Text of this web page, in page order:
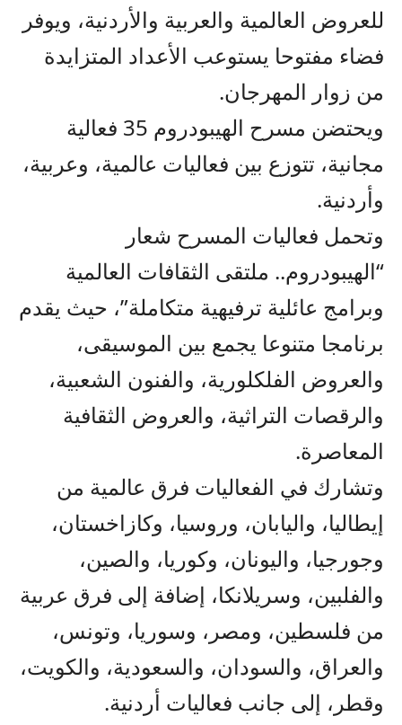
للعروض العالمية والعربية والأردنية، ويوفر
فضاء مفتوحا يستوعب الأعداد المتزايدة
من زوار المهرجان.
ويحتضن مسرح الهيبودروم 35 فعالية
مجانية، تتوزع بين فعاليات عالمية، وعربية،
وأردنية.
وتحمل فعاليات المسرح شعار
“الهيبودروم.. ملتقى الثقافات العالمية
وبرامج عائلية ترفيهية متكاملة”، حيث يقدم
برنامجا متنوعا يجمع بين الموسيقى،
والعروض الفلكلورية، والفنون الشعبية،
والرقصات التراثية، والعروض الثقافية
المعاصرة.
وتشارك في الفعاليات فرق عالمية من
إيطاليا، واليابان، وروسيا، وكازاخستان،
وجورجيا، واليونان، وكوريا، والصين،
والفلبين، وسريلانكا، إضافة إلى فرق عربية
من فلسطين، ومصر، وسوريا، وتونس،
والعراق، والسودان، والسعودية، والكويت،
وقطر، إلى جانب فعاليات أردنية.